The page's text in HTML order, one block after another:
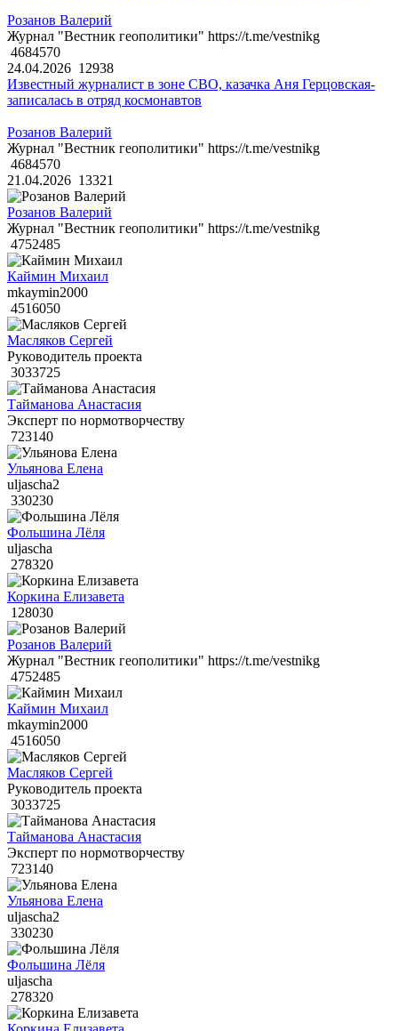
Розанов Валерий
Журнал "Вестник геополитики" https://t.me/vestnikg
4684570
24.04.2026 12938
Известный журналист в зоне СВО, казачка Аня Герцовская-
записалась в отряд космонавтов
Розанов Валерий
Журнал "Вестник геополитики" https://t.me/vestnikg
4684570
21.04.2026 13321
Розанов Валерий
Журнал "Вестник геополитики" https://t.me/vestnikg
4752485
Каймин Михаил
mkaymin2000
4516050
Масляков Сергей
Руководитель проекта
3033725
Тайманова Анастасия
Эксперт по нормотворчеству
723140
Ульянова Елена
uljascha2
330230
Фольшина Лёля
uljascha
278320
Коркина Елизавета
128030
Розанов Валерий
Журнал "Вестник геополитики" https://t.me/vestnikg
4752485
Каймин Михаил
mkaymin2000
4516050
Масляков Сергей
Руководитель проекта
3033725
Тайманова Анастасия
Эксперт по нормотворчеству
723140
Ульянова Елена
uljascha2
330230
Фольшина Лёля
uljascha
278320